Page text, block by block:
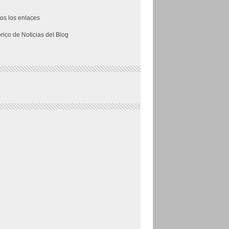
los enlaces
de Noticias del Blog